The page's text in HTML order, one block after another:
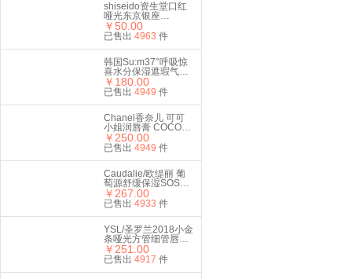
shiseido资生堂口红
哑光东京银座
529#Cocktail Hour
复古红 2.5g
￥50.00
已售出 4963 件
韩国Su:m37°呼吸惊
喜水分保湿遮瑕气垫
CC霜#01亮白色
15g*2
￥180.00
已售出 4949 件
Chanel香奈儿 可可
小姐润唇膏 COCO白
管口红 3g #920
￥250.00
已售出 4949 件
Caudalie/欧缇丽 葡
萄源舒缓保湿SOS精
华液30 ml
￥267.00
已售出 4933 件
YSL/圣罗兰2018小金
条哑光方管细管唇膏
口红 21#复古正红色
礼盒套装
￥251.00
已售出 4917 件